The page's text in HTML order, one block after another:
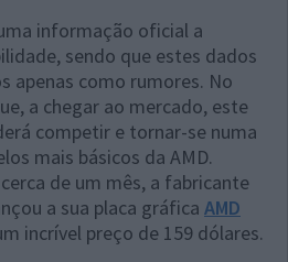
informação oficial a
sendo que estes dados
apenas como rumores. No
a chegar ao mercado, este
competir e tornar-se numa
mais básicos da AMD.
de um mês, a fabricante
a sua placa gráfica AMD
incrível preço de 159 dólares.